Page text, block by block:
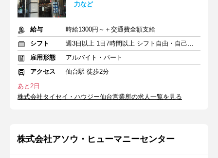
力など
給与
時給1300円～＋交通費全額支給
シフト
週3日以上 1日7時間以上 シフト自由・自己申告
雇用形態
アルバイト・パート
アクセス
仙台駅 徒歩2分
あと2日
株式会社タイセイ・ハウジー仙台営業所の求人一覧を見る
株式会社アソウ・ヒューマニーセンター